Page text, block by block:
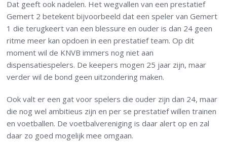
Dat geeft ook nadelen. Het wegvallen van een prestatief
Gemert 2 betekent bijvoorbeeld dat een speler van Gemert
1 die terugkeert van een blessure en ouder is dan 24 geen
ritme meer kan opdoen in een prestatief team. Op dit
moment wil de KNVB immers nog niet aan
dispensatiespelers. De keepers mogen 25 jaar zijn, maar
verder wil de bond geen uitzondering maken.
Ook valt er een gat voor spelers die ouder zijn dan 24, maar
die nog wel ambitieus zijn en per se prestatief willen trainen
en voetballen. De voetbalvereniging is daar alert op en zal
daar zo goed mogelijk mee omgaan.